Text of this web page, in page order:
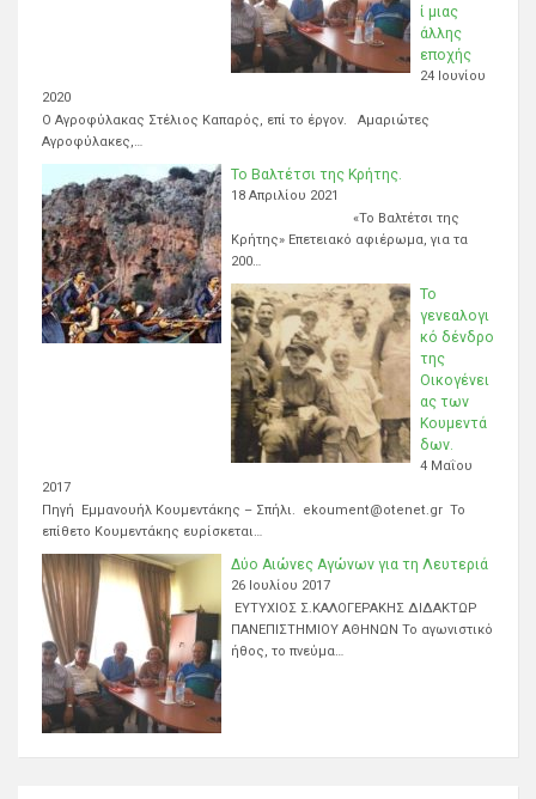
ί μιας
άλλης
εποχής
24 Ιουνίου
2020
Ο Αγροφύλακας Στέλιος Καπαρός, επί το έργον. Αμαριώτες
Αγροφύλακες,…
Το Βαλτέτσι της Κρήτης.
18 Απριλίου 2021
«Το Βαλτέτσι της
Κρήτης» Επετειακό αφιέρωμα, για τα
200…
Το
γενεαλογι
κό δένδρο
της
Οικογένει
ας των
Κουμεντά
δων.
4 Μαΐου
2017
Πηγή Εμμανουήλ Κουμεντάκης – Σπήλι. ekoument@otenet.gr Το
επίθετο Κουμεντάκης ευρίσκεται…
Δύο Αιώνες Αγώνων για τη Λευτεριά
26 Ιουλίου 2017
ΕΥΤΥΧΙΟΣ Σ.ΚΑΛΟΓΕΡΑΚΗΣ ΔΙΔΑΚΤΩΡ
ΠΑΝΕΠΙΣΤΗΜΙΟΥ ΑΘΗΝΩΝ Το αγωνιστικό
ήθος, το πνεύμα…